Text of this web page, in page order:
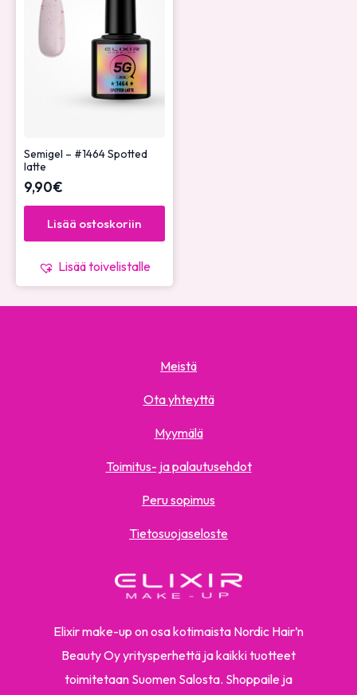
Semigel – #1464 Spotted
latte
9,90€
Lisää ostoskoriin
Lisää toivelistalle
Elixir make-up on osa kotimaista Nordic Hair’n
Beauty Oy yritysperhettä ja kaikki tuotteet
toimitetaan Suomen Salosta. Shoppaile ja
Meistä
Ota yhteyttä
Myymälä
Toimitus- ja palautusehdot
Peru sopimus
Tietosuojaseloste